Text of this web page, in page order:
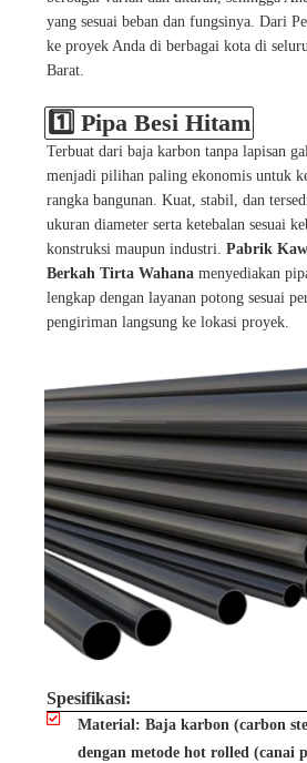
yang sesuai beban dan fungsinya. Dari
ke proyek Anda di berbagai kota di
Barat.
1️⃣ Pipa Besi Hitam
Terbuat dari baja karbon tanpa lapisan
menjadi pilihan paling ekonomis untuk
rangka bangunan. Kuat, stabil, dan
ukuran diameter serta ketebalan sesuai
konstruksi maupun industri. Pabrik
Berkah Tirta Wahana menyediakan
lengkap dengan layanan potong sesuai
pengiriman langsung ke lokasi proyek.
Spesifikasi:
Material: Baja karbon (carbon
dengan metode hot rolled (canai